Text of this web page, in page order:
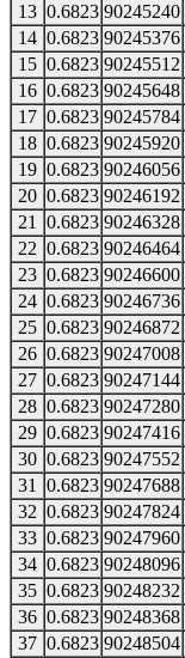
13 0.6823 90245240
14 0.6823 90245376
15 0.6823 90245512
16 0.6823 90245648
17 0.6823 90245784
18 0.6823 90245920
19 0.6823 90246056
20 0.6823 90246192
21
0.6823 90246328
22 0.6823 90246464
23 0.6823 90246600
24 0.6823 90246736
25 0.6823 90246872
26 0.6823 90247008
27 0.6823 90247144
28 0.6823 90247280
29 0.6823 90247416
30 0.6823 90247552
31
0.6823 90247688
32 0.6823 90247824
33 0.6823 90247960
34 0.6823 90248096
35 0.6823 90248232
36 0.6823 90248368
37 0.6823 90248504